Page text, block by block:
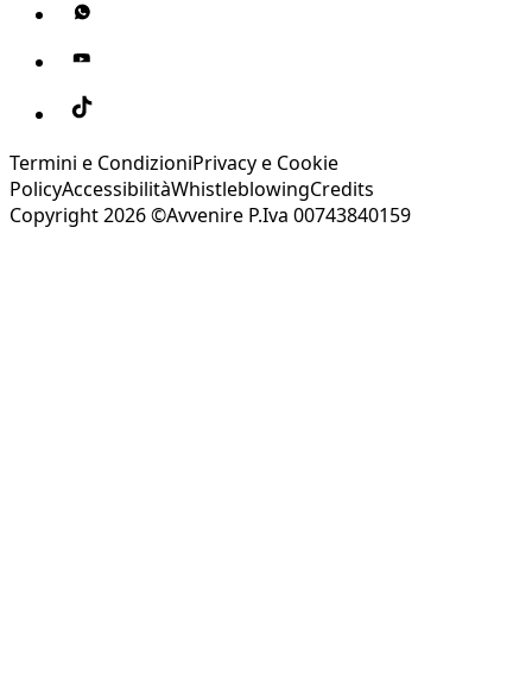
Termini e CondizioniPrivacy e Cookie
PolicyAccessibilitàWhistleblowingCredits
Copyright 2026 ©Avvenire P.Iva 00743840159